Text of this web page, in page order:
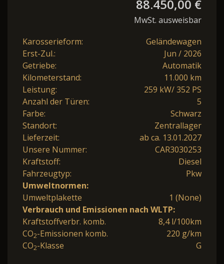
88.450,00 €
MwSt. ausweisbar
Karosserieform:
Geländewagen
Erst-Zul.:
Jun / 2026
Getriebe:
Automatik
Kilometerstand:
11.000 km
Leistung:
259 kW/ 352 PS
Anzahl der Türen:
5
Farbe:
Schwarz
Standort:
Zentrallager
Lieferzeit:
ab ca. 13.01.2027
Unsere Nummer:
CAR3030253
Kraftstoff:
Diesel
Fahrzeugtyp:
Pkw
Umweltnormen:
Umweltplakette
1 (None)
Verbrauch und Emissionen nach WLTP:
Kraftstoffverbr. komb.
8,4 l/100km
CO2-Emissionen komb.
220 g/km
CO2-Klasse G